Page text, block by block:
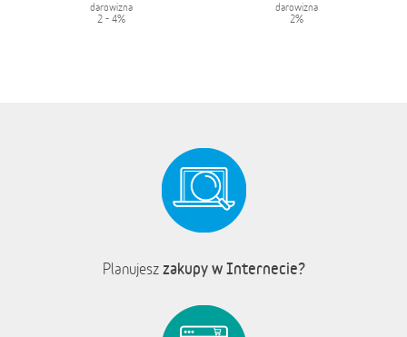
darowizna
2 - 4%
darowizna
2%
Planujesz zakupy w Internecie?